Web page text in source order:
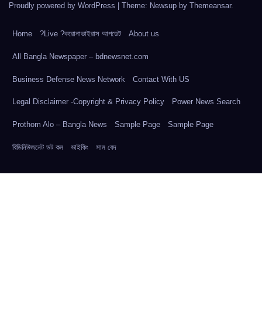
Proudly powered by WordPress | Theme: Newsup by Themeansar.
Home ?Live ?করোনাভাইরাস আপডেট About us
All Bangla Newspaper – bdnewsnet.com
Business Defense News Network Contact With US
Legal Disclaimer -Copyright & Privacy Policy Power News Search
Prothom Alo – Bangla News Sample Page Sample Page
বিডিনিউজনেট ডট কম ভাইকিং সাম বেদ